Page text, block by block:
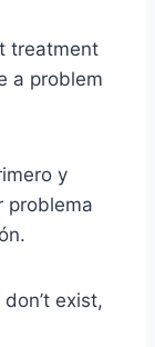
treatment
a problem
y
problema
exist,